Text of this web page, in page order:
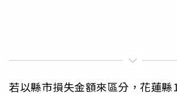
若以縣市損失金額來區分，花蓮縣